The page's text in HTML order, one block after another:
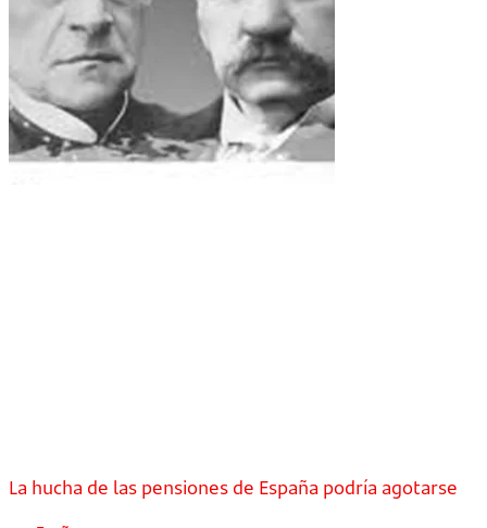
La hucha de las pensiones de España podría agotarse